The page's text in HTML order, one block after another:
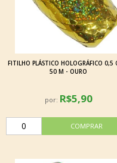
FITILHO PLÁSTICO HOLOGRÁFICO 0,5
50 M - OURO
por: R$5,90